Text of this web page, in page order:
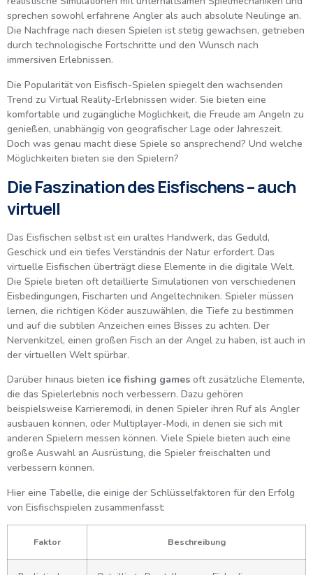
sprechen sowohl erfahrene Angler als auch absolute Neulinge an.
Die Nachfrage nach diesen Spielen ist stetig gewachsen, getrieben
durch technologische Fortschritte und den Wunsch nach
immersiven Erlebnissen.
Die Popularität von Eisfisch-Spielen spiegelt den wachsenden
Trend zu Virtual Reality-Erlebnissen wider. Sie bieten eine
komfortable und zugängliche Möglichkeit, die Freude am Angeln zu
genießen, unabhängig von geografischer Lage oder Jahreszeit.
Doch was genau macht diese Spiele so ansprechend? Und welche
Möglichkeiten bieten sie den Spielern?
Die Faszination des Eisfischens – auch
virtuell
Das Eisfischen selbst ist ein uraltes Handwerk, das Geduld,
Geschick und ein tiefes Verständnis der Natur erfordert. Das
virtuelle Eisfischen überträgt diese Elemente in die digitale Welt.
Die Spiele bieten oft detaillierte Simulationen von verschiedenen
Eisbedingungen, Fischarten und Angeltechniken. Spieler müssen
lernen, die richtigen Köder auszuwählen, die Tiefe zu bestimmen
und auf die subtilen Anzeichen eines Bisses zu achten. Der
Nervenkitzel, einen großen Fisch an der Angel zu haben, ist auch in
der virtuellen Welt spürbar.
Darüber hinaus bieten ice fishing games oft zusätzliche Elemente,
die das Spielerlebnis noch verbessern. Dazu gehören
beispielsweise Karrieremodi, in denen Spieler ihren Ruf als Angler
ausbauen können, oder Multiplayer-Modi, in denen sie sich mit
anderen Spielern messen können. Viele Spiele bieten auch eine
große Auswahl an Ausrüstung, die Spieler freischalten und
verbessern können.
Hier eine Tabelle, die einige der Schlüsselfaktoren für den Erfolg
von Eisfischspielen zusammenfasst:
Faktor Beschreibung